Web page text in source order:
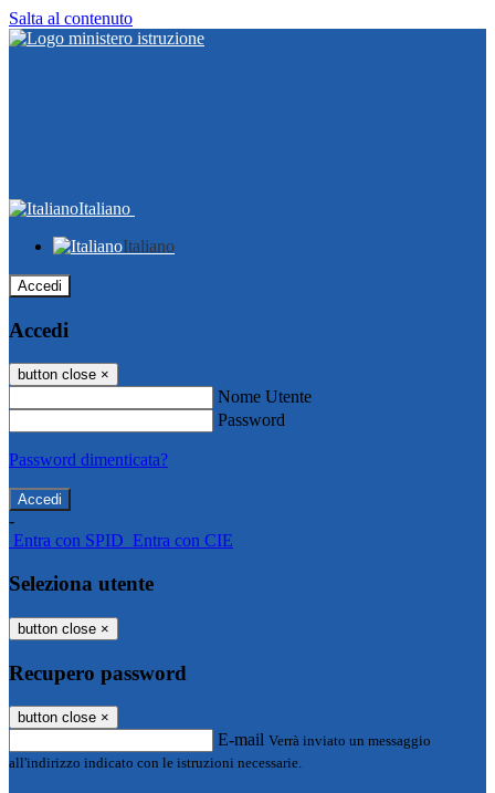
Salta al contenuto
Italiano
Italiano
Accedi
Accedi
button close ×
Nome Utente
Password
Password dimenticata?
-
Entra con SPID Entra con CIE
Seleziona utente
button close ×
Recupero password
button close ×
E-mail Verrà inviato un messaggio
all'indirizzo indicato con le istruzioni necessarie.